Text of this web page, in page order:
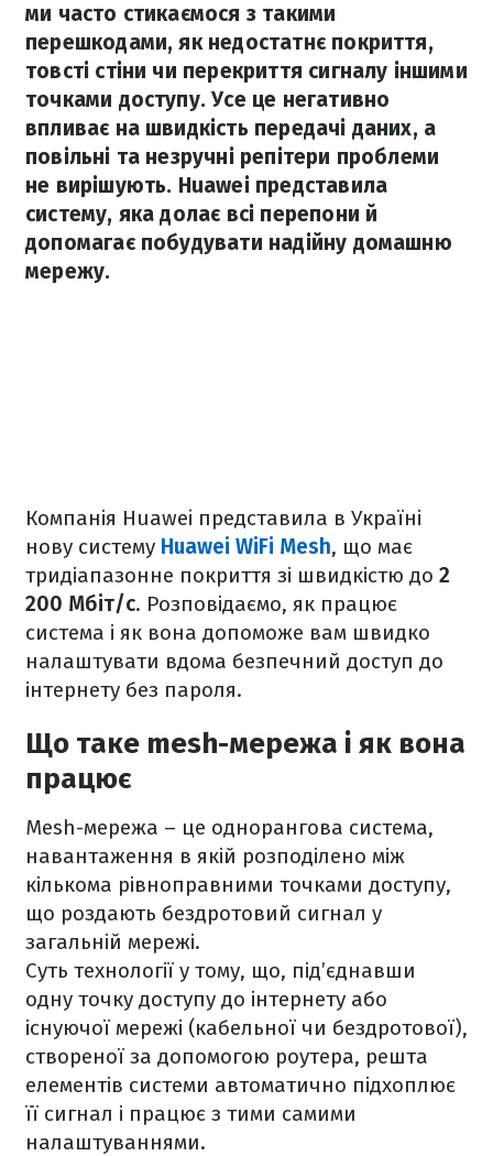
ми часто стикаємося з такими
перешкодами, як недостатнє покриття,
товсті стіни чи перекриття сигналу іншими
точками доступу. Усе це негативно
впливає на швидкість передачі даних, а
повільні та незручні репітери проблеми
не вирішують. Huawei представила
систему, яка долає всі перепони й
допомагає побудувати надійну домашню
мережу.
Компанія Huawei представила в Україні
нову систему Huawei WiFi Mesh, що має
тридіапазонне покриття зі швидкістю до 2
200 Мбіт/с. Розповідаємо, як працює
система і як вона допоможе вам швидко
налаштувати вдома безпечний доступ до
інтернету без пароля.
Що таке mesh-мережа і як вона
працює
Mesh-мережа – це однорангова система,
навантаження в якій розподілено між
кількома рівноправними точками доступу,
що роздають бездротовий сигнал у
загальній мережі.
Суть технології у тому, що, під’єднавши
одну точку доступу до інтернету або
існуючої мережі (кабельної чи бездротової),
створеної за допомогою роутера, решта
елементів системи автоматично підхоплює
її сигнал і працює з тими самими
налаштуваннями.